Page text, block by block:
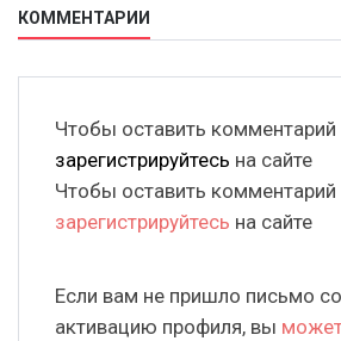
КОММЕНТАРИИ
Чтобы оставить комментарий
зарегистрируйтесь на сайте
Чтобы оставить комментарий
зарегистрируйтесь на сайте
Если вам не пришло письмо
активацию профиля, вы